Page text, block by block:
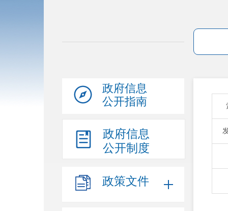
政府信息
公开指南
政府信息
公开制度
政策文件